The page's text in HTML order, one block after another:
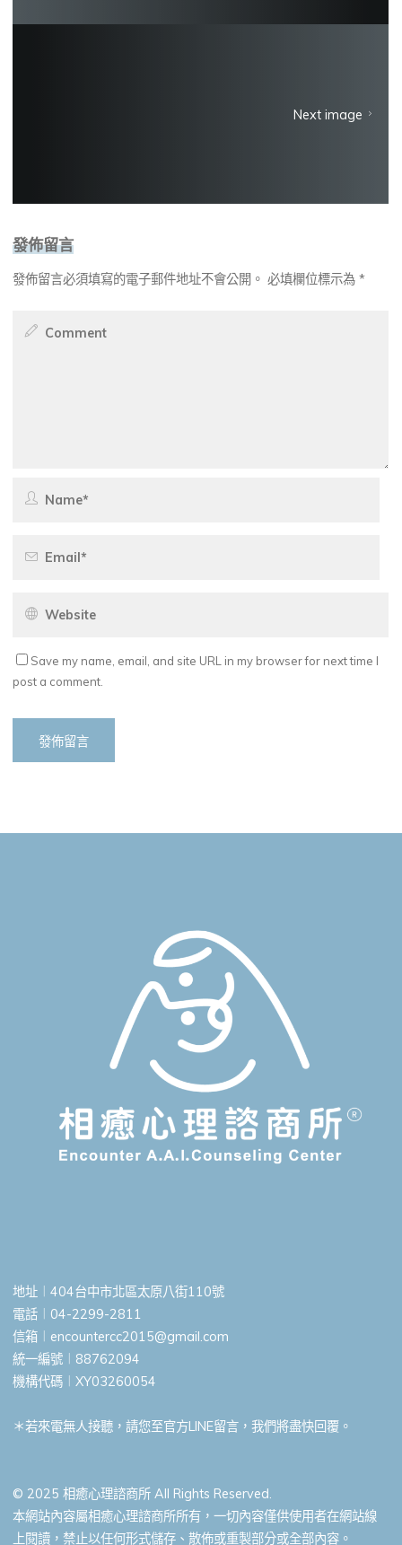
Next image
發佈留言
發佈留言必須填寫的電子郵件地址不會公開。 必填欄位標示為*
Save my name, email, and site URL in my browser for next time I
post a comment.
地址︱404台中市北區太原八街110號
電話︱04-2299-2811
信箱︱ encountercc2015@gmail.com
統一編號︱88762094
機構代碼︱XY03260054
＊若來電無人接聽，請您至官方LINE留言，我們將盡快回覆。
© 2025 相癒心理諮商所 All Rights Reserved.
本網站內容屬相癒心理諮商所所有，一切內容僅供使用者在網站線
上閱讀，禁止以任何形式儲存、散佈或重製部分或全部內容。